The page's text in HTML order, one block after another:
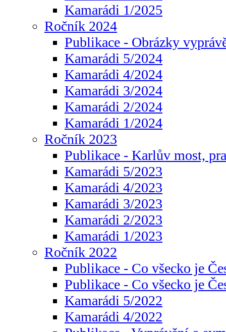
Kamarádi 1/2025
Ročník 2024
Publikace - Obrázky
Kamarádi 5/2024
Kamarádi 4/2024
Kamarádi 3/2024
Kamarádi 2/2024
Kamarádi 1/2024
Ročník 2023
Publikace - Karlův most,
Kamarádi 5/2023
Kamarádi 4/2023
Kamarádi 3/2023
Kamarádi 2/2023
Kamarádi 1/2023
Ročník 2022
Publikace - Co všecko je
Publikace - Co všecko je
Kamarádi 5/2022
Kamarádi 4/2022